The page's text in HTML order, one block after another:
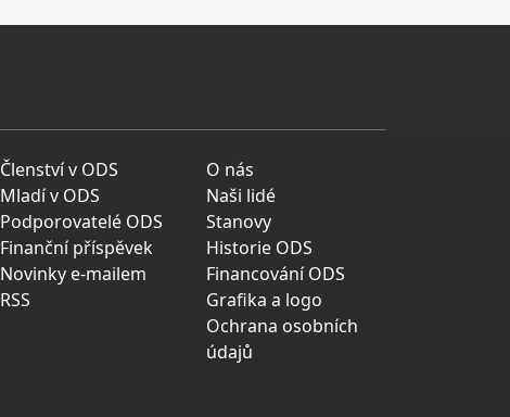
Členství v ODS
Mladí v ODS
Podporovatelé ODS
Finanční příspěvek
Novinky e-mailem
RSS
O nás
Naši lidé
Stanovy
Historie ODS
Financování ODS
Grafika a logo
Ochrana osobních
údajů